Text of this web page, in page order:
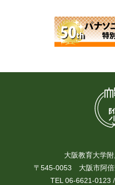
大阪教育大学
〒545-0053 大阪市阿倍
TEL 06-6621-0123